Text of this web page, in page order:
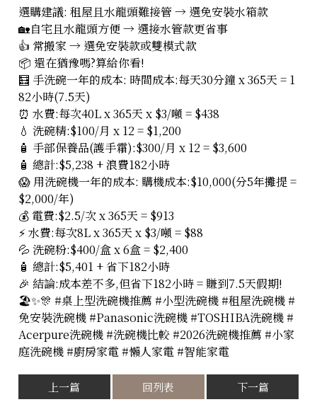
選購建議: 租屋且水龍頭難接管 → 選免安裝水箱款
🏡自宅且水龍頭方便 → 選接水管款更省事
👍 常搬家 → 選免安裝款或雙模式款
📦 還在猶豫嗎?算給你看!
🧮 手洗碗一年的成本: 時間成本:每天30分鐘 x 365天 = 1
82小時(7.5天)
⏰ 水費:每次40L x 365天 x $3/噸 = $438
💧 洗碗精:$100/月 x 12 = $1,200
🧴 手部保養品(護手霜):$300/月 x 12 = $3,600
🧴 總計:$5,238 + 浪費182小時
😱 用洗碗機一年的成本: 購機成本:$10,000(分5年攤提 =
$2,000/年)
💰 電費:$2.5/次 x 365天 = $913
⚡ 水費:每次8L x 365天 x $3/噸 = $88
💦 洗碗粉:$400/盒 x 6盒 = $2,400
🧴 總計:$5,401 + 省下182小時
🎉 結論:成本差不多,但省下182小時 = 賺到7.5天假期!
🏖️✨🎊 #桌上型洗碗機推薦 #小型洗碗機 #租屋洗碗機 #
免安裝洗碗機 #Panasonic洗碗機 #TOSHIBA洗碗機 #
Acerpure洗碗機 #洗碗機比較 #2026洗碗機推薦 #小家
庭洗碗機 #廚房家電 #懶人家電 #智能家電
上一篇 回列表 下一篇